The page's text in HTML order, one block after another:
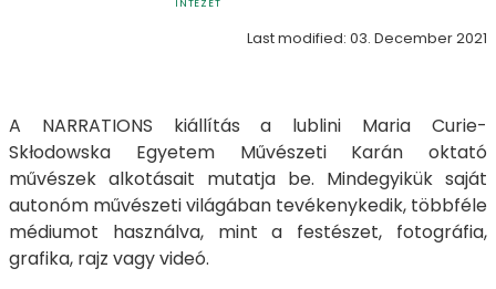
INTÉZET
Last modified: 03. December 2021
A NARRATIONS kiállítás a lublini Maria Curie-
Skłodowska Egyetem Művészeti Karán oktató
művészek alkotásait mutatja be. Mindegyikük saját
autonóm művészeti világában tevékenykedik, többféle
médiumot használva, mint a festészet, fotográfia,
grafika, rajz vagy videó.